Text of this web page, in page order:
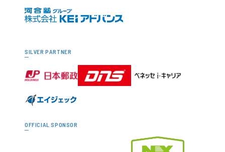
SILVER PARTNER
OFFICIAL SPONSOR